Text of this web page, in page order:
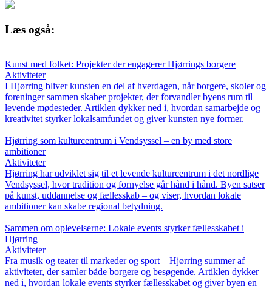
Læs også:
Kunst med folket: Projekter der engagerer Hjørrings borgere
Aktiviteter
I Hjørring bliver kunsten en del af hverdagen, når borgere, skoler og
foreninger sammen skaber projekter, der forvandler byens rum til
levende mødesteder. Artiklen dykker ned i, hvordan samarbejde og
kreativitet styrker lokalsamfundet og giver kunsten nye former.
Hjørring som kulturcentrum i Vendsyssel – en by med store
ambitioner
Aktiviteter
Hjørring har udviklet sig til et levende kulturcentrum i det nordlige
Vendsyssel, hvor tradition og fornyelse går hånd i hånd. Byen satser
på kunst, uddannelse og fællesskab – og viser, hvordan lokale
ambitioner kan skabe regional betydning.
Sammen om oplevelserne: Lokale events styrker fællesskabet i
Hjørring
Aktiviteter
Fra musik og teater til markeder og sport – Hjørring summer af
aktiviteter, der samler både borgere og besøgende. Artiklen dykker
ned i, hvordan lokale events styrker fællesskabet og giver byen en